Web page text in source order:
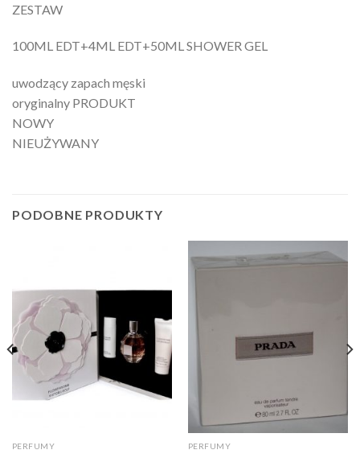
ZESTAW
100ML EDT+4ML EDT+50ML SHOWER GEL
uwodzący zapach męski
oryginalny PRODUKT
NOWY
NIEUŻYWANY
PODOBNE PRODUKTY
PERFUMY PERFUMY